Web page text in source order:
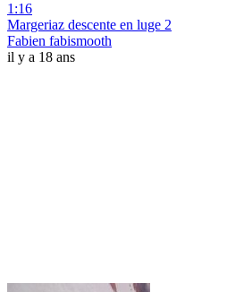
1:16
Margeriaz descente en luge 2
Fabien fabismooth
il y a 18 ans